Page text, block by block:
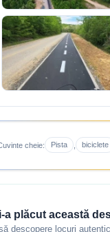
cheie: Pista biciclete
a plăcut această
descopere locuri